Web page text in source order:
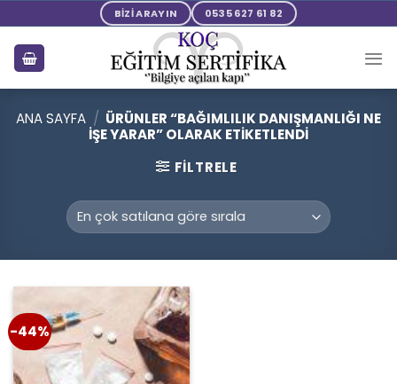
to
content
BİZİ ARAYIN 0535 627 61 82
ANA SAYFA / ÜRÜNLER “BAĞIMLILIK DANIŞMANLIĞI NE
IŞE YARAR” OLARAK ETIKETLENDI
FILTRELE
-44%